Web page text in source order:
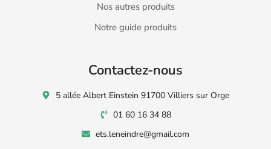
Nos autres produits
Notre guide produits
Contactez-nous
5 allée Albert Einstein 91700 Villiers sur Orge
01 60 16 34 88
ets.leneindre@gmail.com